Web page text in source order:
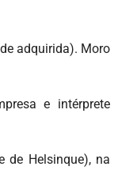
adquirida). Moro
e intérprete
de Helsinque), na